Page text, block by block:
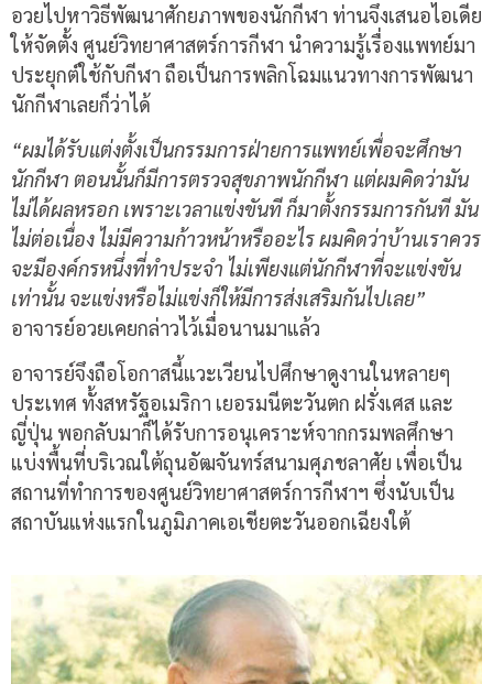
อวยไปหาวิธีพัฒนาศักยภาพของนักกีฬา ท่านจึงเสนอไอเดีย
ให้จัดตั้ง ศูนย์วิทยาศาสตร์การกีฬา นำความรู้เรื่องแพทย์มา
ประยุกต์ใช้กับกีฬา ถือเป็นการพลิกโฉมแนวทางการพัฒนา
นักกีฬาเลยก็ว่าได้
“ผมได้รับแต่งตั้งเป็นกรรมการฝ่ายการแพทย์เพื่อจะศึกษา
นักกีฬา ตอนนั้นก็มีการตรวจสุขภาพนักกีฬา แต่ผมคิดว่ามัน
ไม่ได้ผลหรอก เพราะเวลาแข่งขันที ก็มาตั้งกรรมการกันที มัน
ไม่ต่อเนื่อง ไม่มีความก้าวหน้าหรืออะไร ผมคิดว่าบ้านเราควร
จะมีองค์กรหนึ่งที่ทำประจำ ไม่เพียงแต่นักกีฬาที่จะแข่งขัน
เท่านั้น จะแข่งหรือไม่แข่งก็ให้มีการส่งเสริมกันไปเลย”
อาจารย์อวยเคยกล่าวไว้เมื่อนานมาแล้ว
อาจารย์จึงถือโอกาสนี้แวะเวียนไปศึกษาดูงานในหลายๆ
ประเทศ ทั้งสหรัฐอเมริกา เยอรมนีตะวันตก ฝรั่งเศส และ
ญี่ปุ่น พอกลับมาก็ได้รับการอนุเคราะห์จากกรมพลศึกษา
แบ่งพื้นที่บริเวณใต้ถุนอัฒจันทร์สนามศุภชลาศัย เพื่อเป็น
สถานที่ทำการของศูนย์วิทยาศาสตร์การกีฬาฯ ซึ่งนับเป็น
สถาบันแห่งแรกในภูมิภาคเอเชียตะวันออกเฉียงใต้